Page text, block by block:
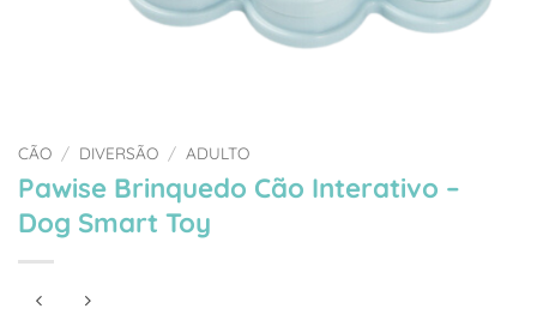
CÃO / DIVERSÃO / ADULTO
Pawise Brinquedo Cão Interativo –
Dog Smart Toy